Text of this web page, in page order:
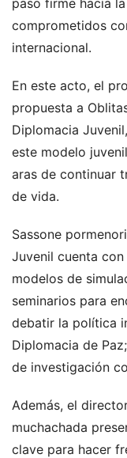
comprometidos
internacional.
En este acto, el
propuesta a
Diplomacia
este modelo
aras de continuar
de vida.
Sassone
Juvenil cuenta
modelos de
seminarios para
debatir la política
Diplomacia de
de investigación
Además, el
muchachada
clave para hacer